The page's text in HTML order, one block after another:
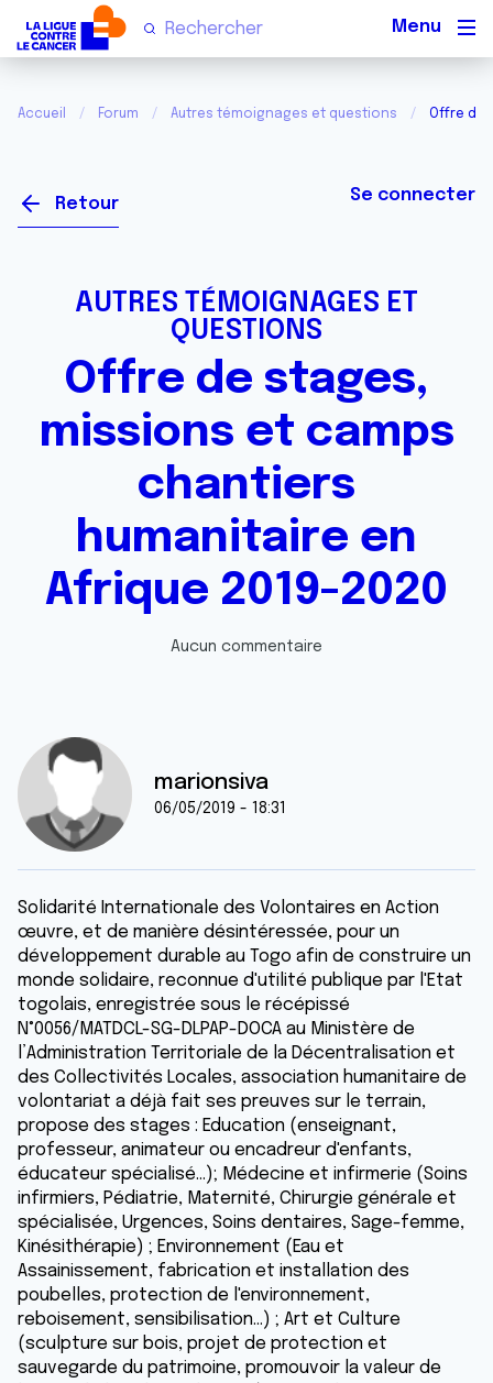
Accueil Forum Autres témoignages et questions Offre de
Retour Se connecter
AUTRES TÉMOIGNAGES ET
QUESTIONS
Offre de stages,
missions et camps
chantiers
humanitaire en
Afrique 2019-2020
Aucun commentaire
marionsiva
06/05/2019 - 18:31
Solidarité Internationale des Volontaires en Action
œuvre, et de manière désintéressée, pour un
développement durable au Togo afin de construire un
monde solidaire, reconnue d'utilité publique par l'Etat
togolais, enregistrée sous le récépissé
N°0056/MATDCL-SG-DLPAP-DOCA au Ministère de
l’Administration Territoriale de la Décentralisation et
des Collectivités Locales, association humanitaire de
volontariat a déjà fait ses preuves sur le terrain,
propose des stages : Education (enseignant,
professeur, animateur ou encadreur d'enfants,
éducateur spécialisé…); Médecine et infirmerie (Soins
infirmiers, Pédiatrie, Maternité, Chirurgie générale et
spécialisée, Urgences, Soins dentaires, Sage-femme,
Kinésithérapie) ; Environnement (Eau et
Assainissement, fabrication et installation des
poubelles, protection de l'environnement,
reboisement, sensibilisation…) ; Art et Culture
(sculpture sur bois, projet de protection et
sauvegarde du patrimoine, promouvoir la valeur de